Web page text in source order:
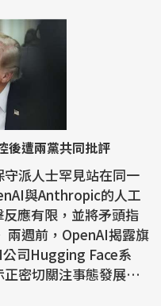
後遭兩黨共同批評
派人士罕見站在同一
與Anthropic的人工
應有限，並將矛頭指
司Hugging Face系
密切關注事態發展，